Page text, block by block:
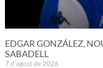
EDGAR GONZÁLEZ,
SABADELL
7 d'agost de 2026